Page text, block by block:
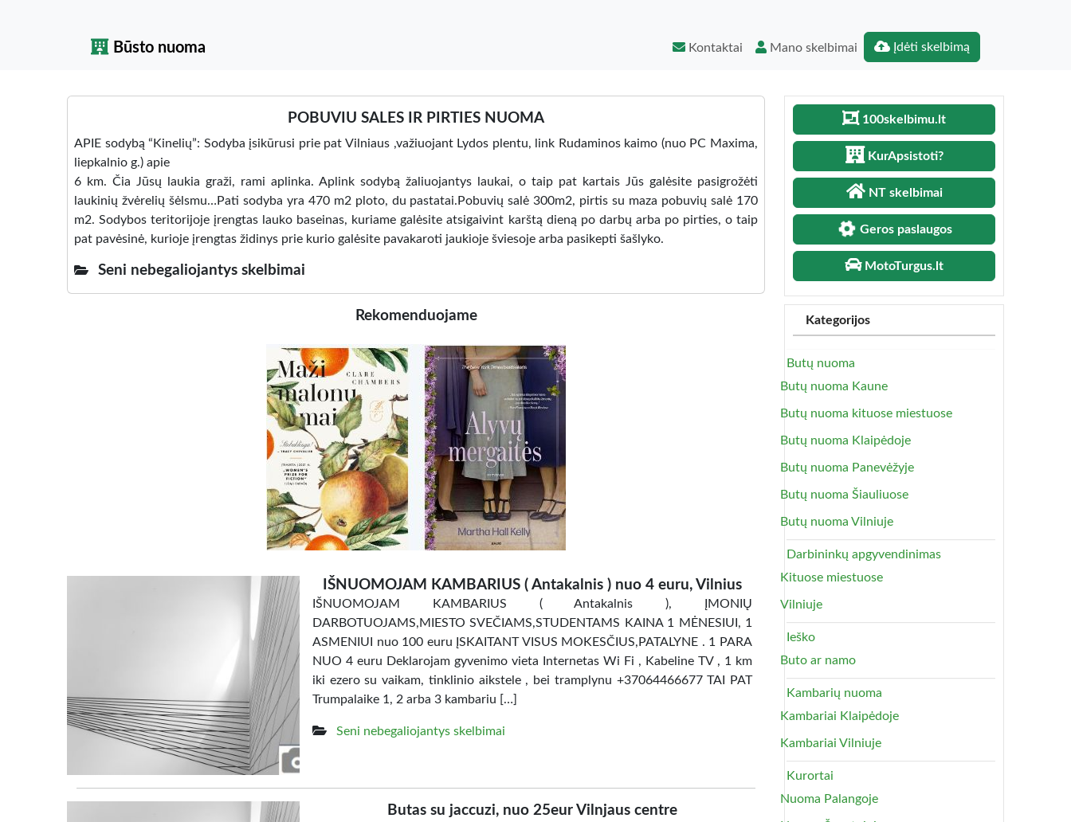
Būsto nuoma Kontaktai Mano skelbimai Įdėti skelbimą
POBUVIU SALES IR PIRTIES NUOMA
APIE sodybą “Kinelių”: Sodyba įsikūrusi prie pat Vilniaus ,važiuojant Lydos plentu, link Rudaminos kaimo (nuo PC Maxima,
liepkalnio g.) apie
6 km. Čia Jūsų laukia graži, rami aplinka. Aplink sodybą žaliuojantys laukai, o taip pat kartais Jūs galėsite pasigrožėti
laukinių žvėrelių šėlsmu…Pati sodyba yra 470 m2 ploto, du pastatai.Pobuvių salė 300m2, pirtis su maza pobuvių salė 170
m2. Sodybos teritorijoje įrengtas lauko baseinas, kuriame galėsite atsigaivint karštą dieną po darbų arba po pirties, o taip
pat pavėsinė, kurioje įrengtas židinys prie kurio galėsite pavakaroti jaukioje šviesoje arba pasikepti šašlyko.
Seni nebegaliojantys skelbimai
Rekomenduojame
IŠNUOMOJAM KAMBARIUS ( Antakalnis ) nuo 4 euru, Vilnius
IŠNUOMOJAM KAMBARIUS ( Antakalnis ), ĮMONIŲ
DARBOTUOJAMS,MIESTO SVEČIAMS,STUDENTAMS KAINA 1 MĖNESIUI, 1
ASMENIUI nuo 100 euru ĮSKAITANT VISUS MOKESČIUS,PATALYNE . 1 PARA
NUO 4 euru Deklarojam gyvenimo vieta Internetas Wi Fi , Kabeline TV , 1 km
iki ezero su vaikam, tinklinio aikstele , bei tramplynu +37064466677 TAI PAT
Trumpalaike 1, 2 arba 3 kambariu […]
Seni nebegaliojantys skelbimai
Butas su jaccuzi, nuo 25eur Vilnjaus centre
100skelbimu.lt
KurApsistoti?
NT skelbimai
Geros paslaugos
MotoTurgus.lt
Kategorijos
Butų nuoma
Butų nuoma Kaune
Butų nuoma kituose miestuose
Butų nuoma Klaipėdoje
Butų nuoma Panevėžyje
Butų nuoma Šiauliuose
Butų nuoma Vilniuje
Darbininkų apgyvendinimas
Kituose miestuose
Vilniuje
Ieško
Buto ar namo
Kambarių nuoma
Kambariai Klaipėdoje
Kambariai Vilniuje
Kurortai
Nuoma Palangoje